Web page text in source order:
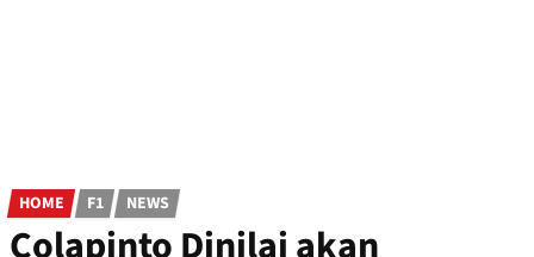
HOME F1 NEWS